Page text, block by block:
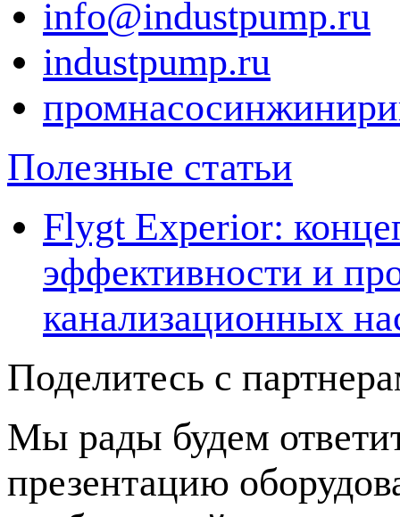
info@industpump.ru
industpump.ru
Полезные статьи
Flygt Experior:
эффективности и
канализационных
Поделитесь с
Мы рады будем
презентацию